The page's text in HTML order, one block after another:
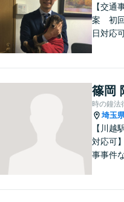
【交通
案 初回
日対応
篠岡
時の鐘法
埼玉
【川越
対応可
事事件